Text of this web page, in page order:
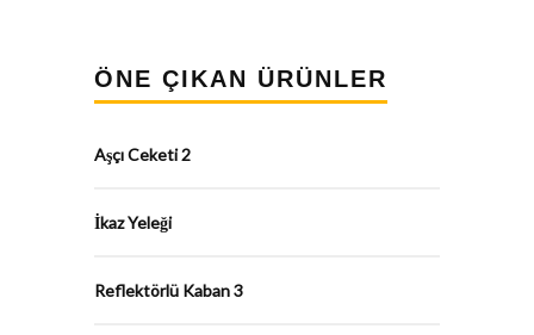
ÖNE ÇIKAN ÜRÜNLER
Aşçı Ceketi 2
İkaz Yeleği
Reflektörlü Kaban 3